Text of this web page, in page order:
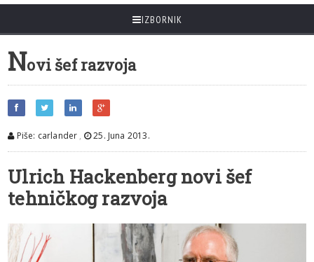
IZBORNIK
Novi šef razvoja
Piše: carlander , 25. Juna 2013.
Ulrich Hackenberg novi šef
tehničkog razvoja